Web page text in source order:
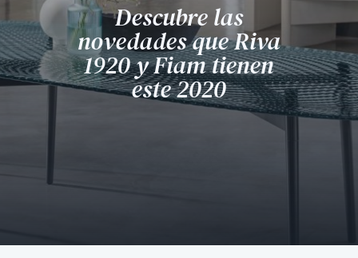
Descubre las
novedades que Riva
1920 y Fiam tienen
este 2020